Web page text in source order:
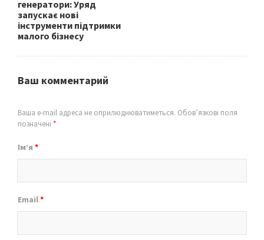
генератори: Уряд
запускає нові
інструменти підтримки
малого бізнесу
Ваш комментарий
Ваша e-mail адреса не оприлюднюватиметься. Обов’язкові поля
позначені *
Ім’я *
Email*